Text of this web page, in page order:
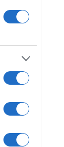
Martina
I nostri cari
I nostri cari